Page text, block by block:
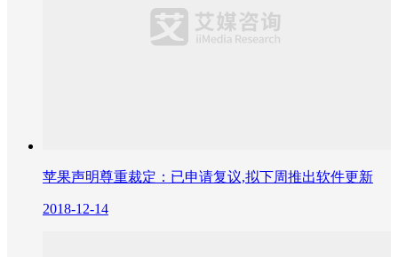
苹果声明尊重裁定：已申请复议,拟下周推出软件更新
2018-12-14